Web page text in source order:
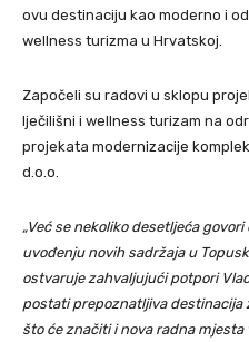
ovu destinaciju kao moderno i
wellness turizma u Hrvatskoj.
Započeli su radovi u sklopu
lječilišni i wellness turizam na
projekata modernizacije
d.o.o.
„Već se nekoliko desetljeća
uvođenju novih sadržaja u
ostvaruje zahvaljujući potpori
postati prepoznatljiva
što će značiti i nova radna